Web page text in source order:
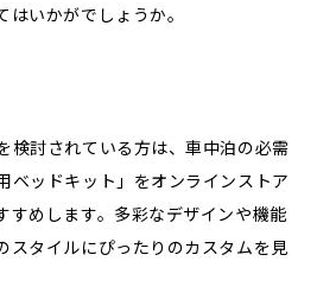
いかがでしょうか。
検討されている方は、車中泊の必需
ベッドキット」をオンラインストア
すめします。多彩なデザインや機能
スタイルにぴったりのカスタムを見